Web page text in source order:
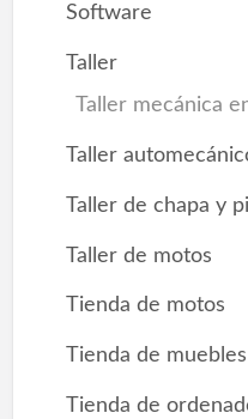
Software
Taller
Taller mecánica
Taller
Taller de chapa y
Taller de motos
Tienda de motos
Tienda de muebles
Tienda de